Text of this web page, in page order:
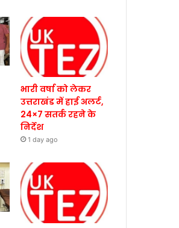
भारी वर्षा को लेकर
उत्तराखंड में हाई अलर्ट,
24×7 सतर्क रहने के
निर्देश
1 day ago